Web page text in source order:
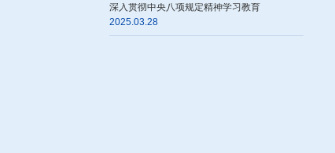
深入贯彻中央八项规定精神学习教育
2025.03.28